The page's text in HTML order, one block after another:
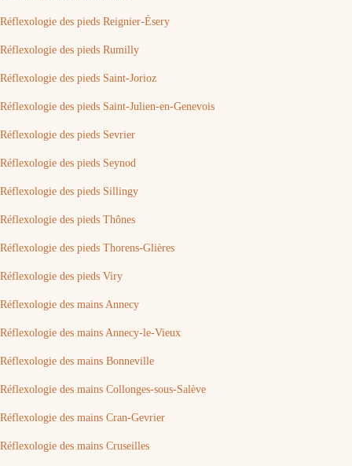
Réflexologie des pieds Reignier-Ésery
Réflexologie des pieds Rumilly
Réflexologie des pieds Saint-Jorioz
Réflexologie des pieds Saint-Julien-en-Genevois
Réflexologie des pieds Sevrier
Réflexologie des pieds Seynod
Réflexologie des pieds Sillingy
Réflexologie des pieds Thônes
Réflexologie des pieds Thorens-Glières
Réflexologie des pieds Viry
Réflexologie des mains Annecy
Réflexologie des mains Annecy-le-Vieux
Réflexologie des mains Bonneville
Réflexologie des mains Collonges-sous-Salève
Réflexologie des mains Cran-Gevrier
Réflexologie des mains Cruseilles